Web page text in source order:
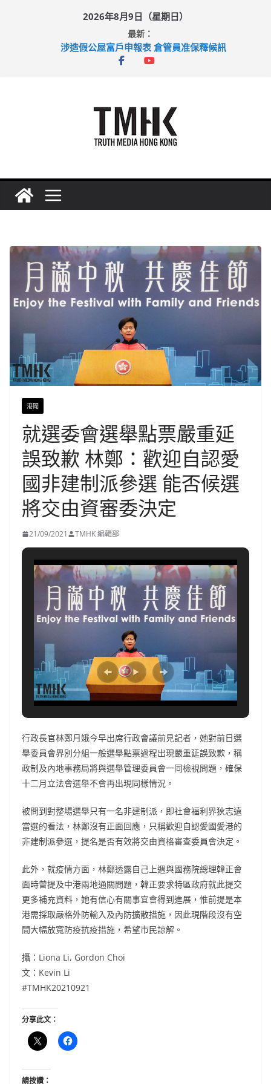
2026年8月9日（星期日）
最新：
涉造假公屋富戶申報表 倉管員准保釋候訊
港聞
就選委會選舉點票嚴重延
誤致歉 林鄭：歡迎自認愛
國非建制派參選 能否候選
將交由資審委決定
21/09/2021 TMHK 編輯部
行政長官林鄭月娥今早出席行政會議前見記者，她對前日選
舉委員會界別分組一般選舉點票過程出現嚴重延誤致歉，稱
政制及內地事務局將與選舉管理委員會一同檢視問題，確保
十二月立法會選舉不會再出現同樣情況。
被問到對整場選舉只有一名非建制派，即社會福利界狄志遠
當選的看法，林鄭沒有正面回應，只稱歡迎自認愛國愛港的
非建制派參選，提名是否有效將交由資格審查委員會決定。
此外，就疫情方面，林鄭透露自己上週與國務院總理韓正會
面時曾提及中港兩地通關問題，韓正要求特區政府就此提交
更多補充資料，她有信心有關事宜會得到進展，惟前提是本
港需採取嚴格外防輸入及內防擴散措施，因此現階段沒有空
間大幅放寬防疫抗疫措施，希望市民諒解。
攝：Liona Li, Gordon Choi
文：Kevin Li
#TMHK20210921
分享此文：
請按讚：